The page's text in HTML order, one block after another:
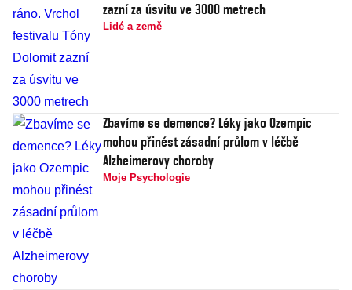
zazní za úsvitu ve 3000 metrech
Lidé a země
Zbavíme se demence? Léky jako Ozempic
mohou přinést zásadní průlom v léčbě
Alzheimerovy choroby
Moje Psychologie